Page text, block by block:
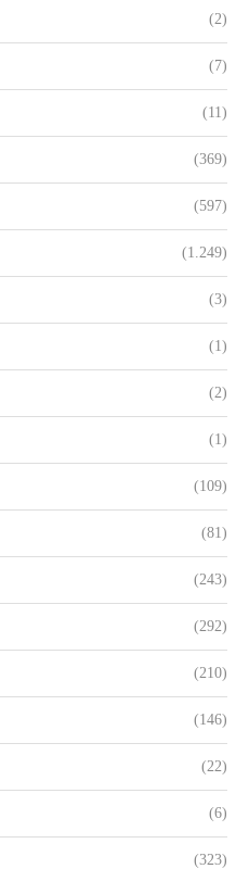
(2)
(7)
(11)
(369)
(597)
(1.249)
(3)
(1)
(2)
(1)
(109)
(81)
(243)
(292)
(210)
(146)
(22)
(6)
(323)